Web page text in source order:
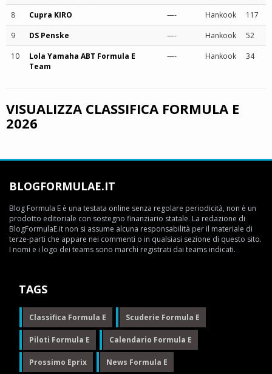
8
Cupra KIRO —- Hankook
117
9
DS Penske —- Hankook
52
10
Lola Yamaha ABT Formula E
Team
—- Hankook 34
VISUALIZZA CLASSIFICA FORMULA E
2026
BLOGFORMULAE.IT
Blog Formula E è una testata online senza regolare periodicità, non è un
prodotto editoriale con sostegno finanziario statale. La redazione di
BlogFormulaE.it non si assume alcuna responsabilità per il materiale di
terze-parti che appare nei commenti o in qualsiasi sezione di questo sito.
I nomi e i logo dei teams sono marchi registrati dai teams indicati.
TAGS
Classifica Formula E Scuderie Formula E
Piloti Formula E Calendario Formula E
Prossimo Eprix News Formula E